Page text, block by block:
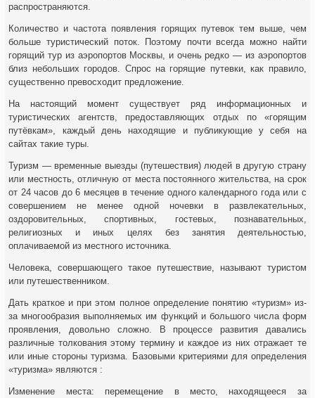
распространяются.
Количество и частота появления горящих путевок тем выше, чем
больше туристический поток. Поэтому почти всегда можно найти
горящий тур из аэропортов Москвы, и очень редко — из аэропортов
близ небольших городов. Спрос на горящие путевки, как правило,
существенно превосходит предложение.
На настоящий момент существует ряд информационных и
туристических агентств, предоставляющих отдых по «горящим
путёвкам», каждый день находящие и публикующие у себя на
сайтах такие туры.
Туризм — временные выезды (путешествия) людей в другую страну
или местность, отличную от места постоянного жительства, на срок
от 24 часов до 6 месяцев в течение одного календарного года или с
совершением не менее одной ночевки в развлекательных,
оздоровительных, спортивных, гостевых, познавательных,
религиозных и иных целях без занятия деятельностью,
оплачиваемой из местного источника.
Человека, совершающего такое путешествие, называют туристом
или путешественником.
Дать краткое и при этом полное определение понятию «туризм» из-
за многообразия выполняемых им функций и большого числа форм
проявления, довольно сложно. В процессе развития давались
различные толкования этому термину и каждое из них отражает те
или иные стороны туризма. Базовыми критериями для определения
«туризма» являются :
Изменение места: перемещение в место, находящееся за